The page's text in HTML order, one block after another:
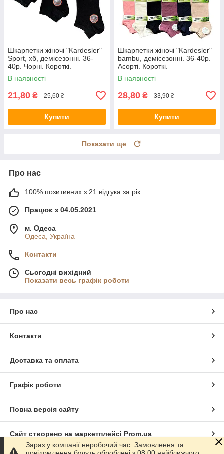
Шкарпетки жіночі "Kardesler"
Sport, хб, демісезонні. 36-
40р. Чорні. Короткі.
В наявності
21,80 ₴ 25,60 ₴
Купити
Шкарпетки жіночі "Kardesler"
bambu, демісезонні. 36-40р.
Асорті. Короткі.
В наявності
28,80 ₴ 33,90 ₴
Купити
Показати ще
Про нас
100% позитивних з 21 відгука за рік
Працює з 04.05.2021
м. Одеса
Одеса, Україна
Контакти
Сьогодні вихідний
Показати весь графік роботи
Про нас
Контакти
Доставка та оплата
Графік роботи
Повна версія сайту
Сайт створено на маркетплейсі Prom.ua
Зараз у компанії неробочий час. Замовлення та